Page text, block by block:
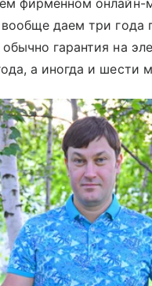
фирменном онлайн-
даем три года
гарантия на
а иногда и шести